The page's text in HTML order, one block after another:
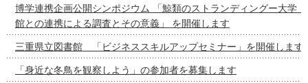
博学連携企画公開シンポジウム 「鯨類のストランディングー大学
館との連携による調査とその意義」 を開催します
三重県立図書館 「ビジネススキルアップセミナー」を開催します
「身近な冬鳥を観察しよう」の参加者を募集します